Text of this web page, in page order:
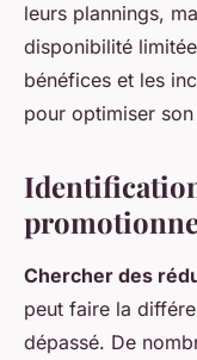
leurs plannings,
disponibilité
bénéfices et les
pour optimiser
Chercher des
peut faire la
dépassé. De